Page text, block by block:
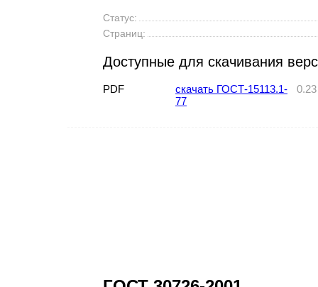
Статус:
Страниц:
Доступные для скачивания
PDF
скачать ГОСТ-15113.1-
77